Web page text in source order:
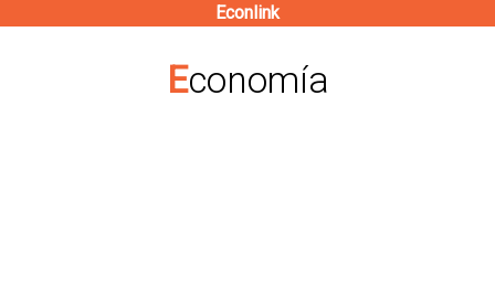
contenido
Econlink
Economía